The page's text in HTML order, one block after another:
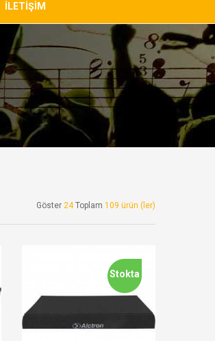
İLETIŞIM
Göster 24Toplam 109 ürün (ler)
Stokta